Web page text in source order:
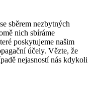
sběrem nezbytných
nich sbíráme
poskytujeme našim
účely. Vězte, že
nejasností nás kdykoli